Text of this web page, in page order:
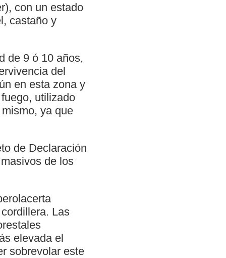
con un estado
castaño y
de 9 ó 10 años,
del
en esta zona y
utilizado
ya que
de Declaración
de los
Las
elevada el
sobrevolar este